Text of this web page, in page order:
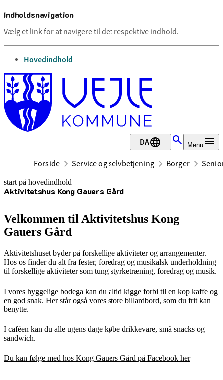
Indholdsnavigation
Vælg et link for at navigere til det respektive indhold.
gå til
Hovedindhold
DA Menu
Forside Service og selvbetjening Borger
start på hovedindhold
Aktivitetshus Kong Gauers Gård
senest opdateret 7. august 2026
Velkommen til Aktivitetshus Kong
Gauers Gård
Aktivitetshuset byder på forskellige aktiviteter og arrangementer.
Hos os finder du alt fra fester, foredrag og musikalsk underholdning
til forskellige aktiviteter som tung styrketræning, foredrag og musik.
I vores hyggelige bodega kan du altid kigge forbi til en kop kaffe og
en god snak. Her står også vores store billardbord, som du frit kan
benytte.
I caféen kan du alle ugens dage købe drikkevare, små snacks og
sandwich.
Du kan følge med hos Kong Gauers Gård på Facebook her